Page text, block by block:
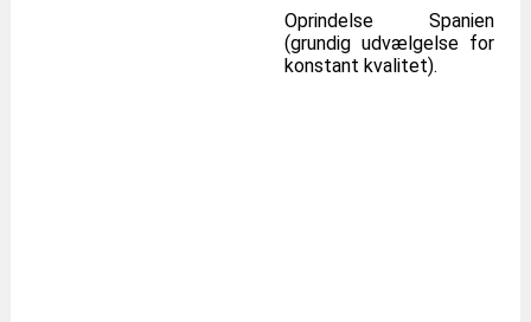
Oprindelse Spanien
(grundig udvælgelse for
konstant kvalitet).